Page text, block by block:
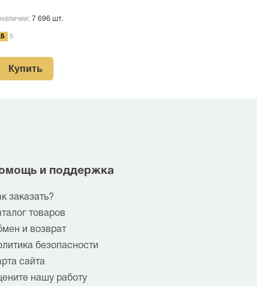
7 696 шт.
5
Купить
и поддержка
заказать?
товаров
и возврат
безопасности
сайта
нашу работу